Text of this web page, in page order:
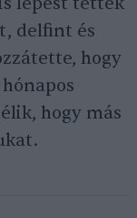
delfint és
hogy
hogy más